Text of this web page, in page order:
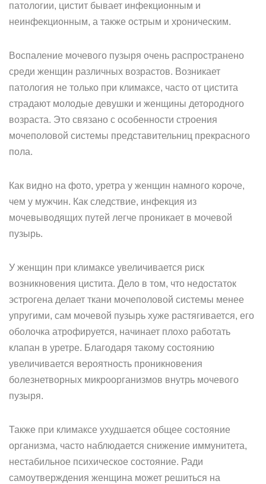
патологии, цистит бывает инфекционным и
неинфекционным, а также острым и хроническим.
Воспаление мочевого пузыря очень распространено
среди женщин различных возрастов. Возникает
патология не только при климаксе, часто от цистита
страдают молодые девушки и женщины детородного
возраста. Это связано с особенности строения
мочеполовой системы представительниц прекрасного
пола.
Как видно на фото, уретра у женщин намного короче,
чем у мужчин. Как следствие, инфекция из
мочевыводящих путей легче проникает в мочевой
пузырь.
У женщин при климаксе увеличивается риск
возникновения цистита. Дело в том, что недостаток
эстрогена делает ткани мочеполовой системы менее
упругими, сам мочевой пузырь хуже растягивается, его
оболочка атрофируется, начинает плохо работать
клапан в уретре. Благодаря такому состоянию
увеличивается вероятность проникновения
болезнетворных микроорганизмов внутрь мочевого
пузыря.
Также при климаксе ухудшается общее состояние
организма, часто наблюдается снижение иммунитета,
нестабильное психическое состояние. Ради
самоутверждения женщина может решиться на